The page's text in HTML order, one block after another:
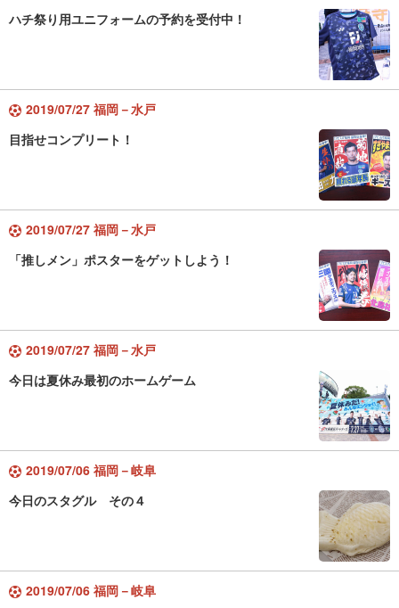
ハチ祭り用ユニフォームの予約を受付中！
2019/07/27 福岡－水戸
目指せコンプリート！
2019/07/27 福岡－水戸
「推しメン」ポスターをゲットしよう！
2019/07/27 福岡－水戸
今日は夏休み最初のホームゲーム
2019/07/06 福岡－岐阜
今日のスタグル その４
2019/07/06 福岡－岐阜